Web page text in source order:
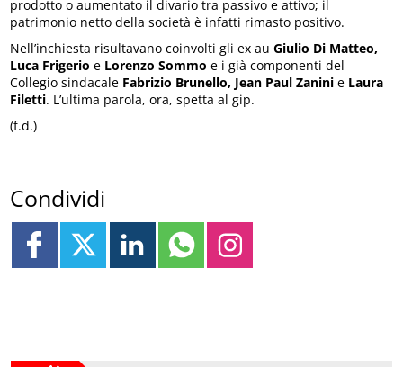
prodotto o aumentato il divario tra passivo e attivo; il
patrimonio netto della società è infatti rimasto positivo.
Nell’inchiesta risultavano coinvolti gli ex auGiulio Di Matteo,
Luca Frigerio e Lorenzo Sommo e i già componenti del
Collegio sindacale Fabrizio Brunello, Jean Paul Zanini e Laura
Filetti. L’ultima parola, ora, spetta al gip.
(f.d.)
Condividi